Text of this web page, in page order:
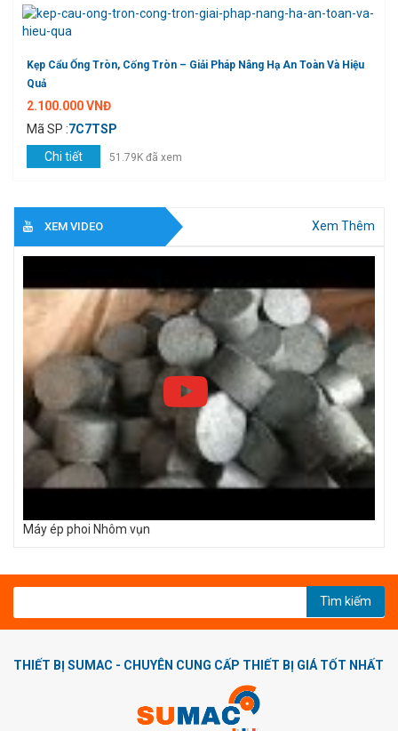
Kẹp Cẩu Ống Tròn, Cống Tròn – Giải Pháp Nâng Hạ An Toàn Và Hiệu
Quả
2.100.000 VNĐ
Mã SP :7C7TSP
Chi tiết
51.79K đã xem
XEM VIDEO Xem Thêm
Máy ép phoi Nhôm vụn
Tìm kiếm
THIẾT BỊ SUMAC - CHUYÊN CUNG CẤP THIẾT BỊ GIÁ TỐT NHẤT